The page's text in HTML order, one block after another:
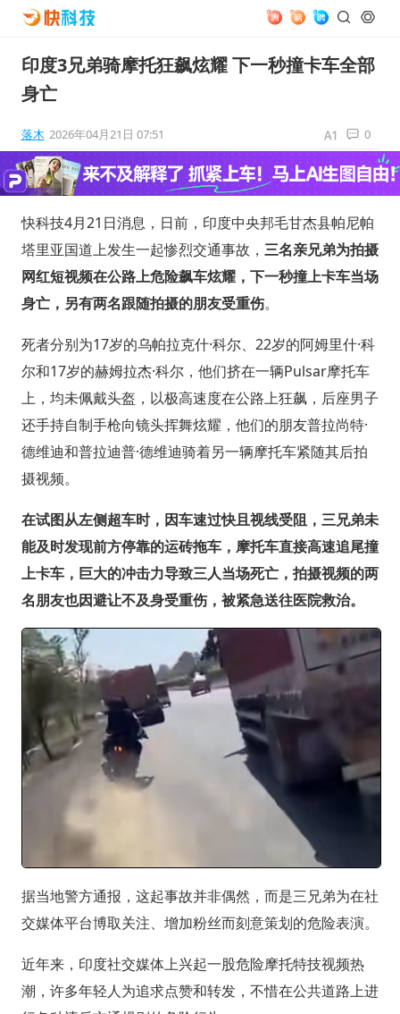
印度3兄弟骑摩托狂飙炫耀 下一秒撞卡车全部
身亡
落木 2026年04月21日 07:51 0
快科技4月21日消息，日前，印度中央邦毛甘杰县帕尼帕
塔里亚国道上发生一起惨烈交通事故， 三名亲兄弟为拍摄
网红短视频在公路上危险飙车炫耀，下一秒撞上卡车当场
身亡，另有两名跟随拍摄的朋友受重伤。
死者分别为17岁的乌帕拉克什·科尔、22岁的阿姆里什·科
尔和17岁的赫姆拉杰·科尔，他们挤在一辆Pulsar摩托车
上，均未佩戴头盔，以极高速度在公路上狂飙，后座男子
还手持自制手枪向镜头挥舞炫耀，他们的朋友普拉尚特·
德维迪和普拉迪普·德维迪骑着另一辆摩托车紧随其后拍
摄视频。
在试图从左侧超车时，因车速过快且视线受阻，三兄弟未
能及时发现前方停靠的运砖拖车，摩托车直接高速追尾撞
上卡车，巨大的冲击力导致三人当场死亡，拍摄视频的两
名朋友也因避让不及身受重伤，被紧急送往医院救治。
据当地警方通报，这起事故并非偶然，而是三兄弟为在社
交媒体平台博取关注、增加粉丝而刻意策划的危险表演。
近年来，印度社交媒体上兴起一股危险摩托特技视频热
潮，许多年轻人为追求点赞和转发，不惜在公共道路上进